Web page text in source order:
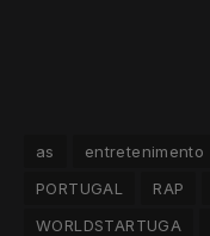
as entretenimento
PORTUGAL
RAP
WORLDSTARTUGA